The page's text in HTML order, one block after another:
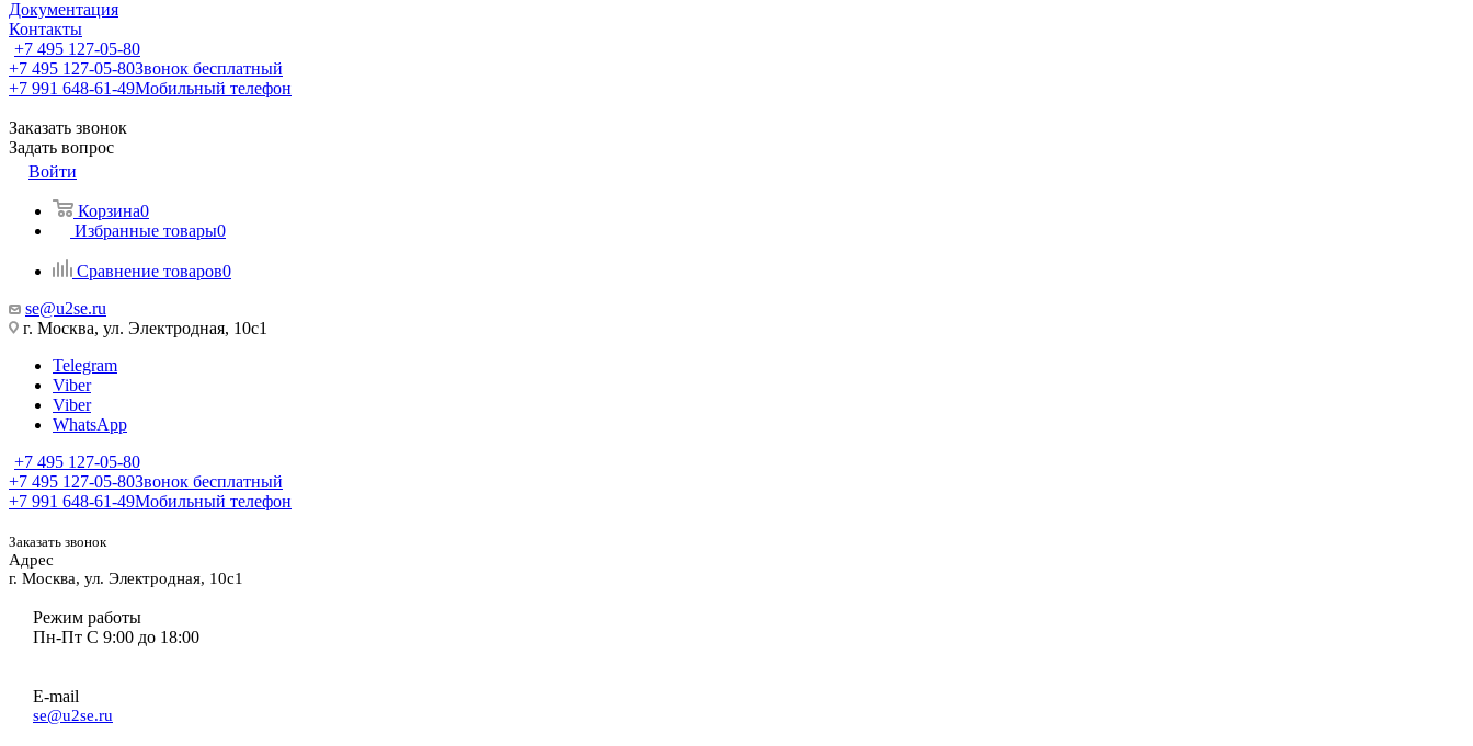
Документация
Контакты
+7 495 127-05-80
+7 495 127-05-80Звонок бесплатный
+7 991 648-61-49Мобильный телефон
Заказать звонок
Задать вопрос
Войти
Корзина0
Избранные товары0
Сравнение товаров0
se@u2se.ru
г. Москва, ул. Электродная, 10с1
Telegram
Viber
Viber
WhatsApp
+7 495 127-05-80
+7 495 127-05-80Звонок бесплатный
+7 991 648-61-49Мобильный телефон
Заказать звонок
Адрес
г. Москва, ул. Электродная, 10с1
Режим работы
Пн-Пт С 9:00 до 18:00
E-mail
se@u2se.ru